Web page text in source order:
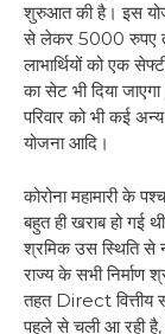
शुरुआत की है। इस
से लेकर 5000 रुपए
लाभार्थियों को एक
का सेट भी दिया
परिवार को भी कई
योजना आदि।
कोरोना महामारी के
बहुत ही खराब हो गई
श्रमिक उस स्थिति से
राज्य के सभी
तहत Direct वित्तीय
पहले से चली आ रही है,